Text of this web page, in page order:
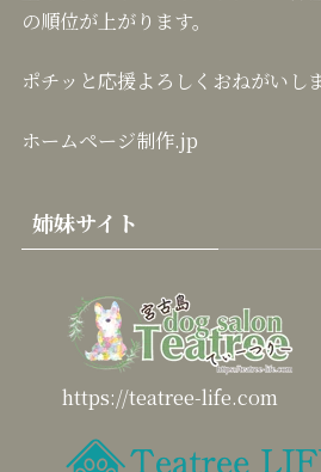
の順位が上がります。
ポチッと応援よろしくおねがいし
ホームページ制作.jp
姉妹サイト
https://teatree-life.com